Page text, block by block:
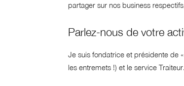
partager sur nos business
Parlez-nous de votre
Je suis fondatrice et présidente de
les entremets !) et le service Traiteur.